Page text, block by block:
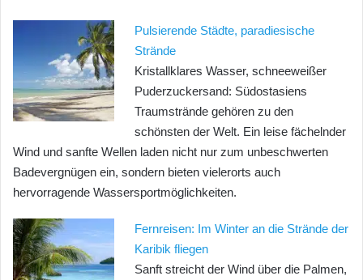
Pulsierende Städte, paradiesische
Strände
Kristallklares Wasser, schneeweißer
Puderzuckersand: Südostasiens
Traumstrände gehören zu den
schönsten der Welt. Ein leise fächelnder
Wind und sanfte Wellen laden nicht nur zum unbeschwerten
Badevergnügen ein, sondern bieten vielerorts auch
hervorragende Wassersportmöglichkeiten.
Fernreisen: Im Winter an die Strände der
Karibik fliegen
Sanft streicht der Wind über die Palmen,